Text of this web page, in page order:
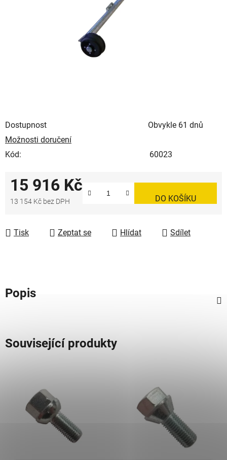
Dostupnost
Obvykle 61 dnů
Možnosti doručení
Kód:
60023
15 916 Kč
13 154 Kč bez DPH DO KOŠÍKU
Tisk Zeptat se Hlídat Sdílet
Popis
Související produkty